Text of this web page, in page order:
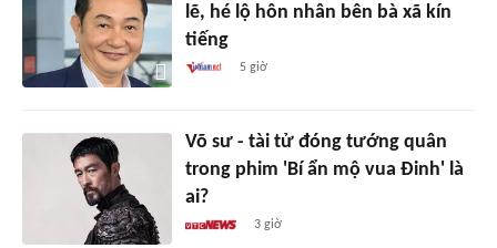
lẽ, hé lộ hôn nhân bên bà xã kín
tiếng
5 giờ
Võ sư - tài tử đóng tướng quân
trong phim 'Bí ẩn mộ vua Đinh' là
ai?
3 giờ